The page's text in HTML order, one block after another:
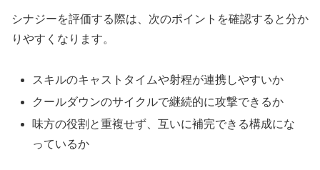
シナジーを評価する際は、次のポイントを確認すると分か
りやすくなります。
スキルのキャストタイムや射程が連携しやすいか
クールダウンのサイクルで継続的に攻撃できるか
味方の役割と重複せず、互いに補完できる構成にな
っているか